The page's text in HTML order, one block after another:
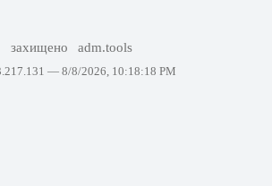
захищено adm.tools
— 8/8/2026, 10:18:18 PM